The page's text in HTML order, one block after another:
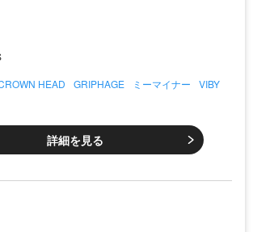
HEAD GRIPHAGE ミーマイナー
VIBY
詳細を見る